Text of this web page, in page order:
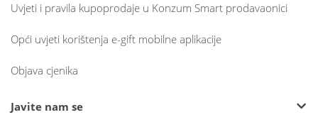
Uvjeti i pravila kupoprodaje u Konzum Smart prodavaonici
Opći uvjeti korištenja e-gift mobilne aplikacije
Objava cjenika
Javite nam se